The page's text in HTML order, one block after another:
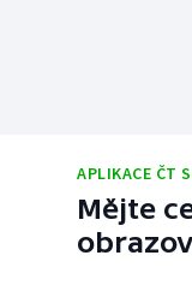
APLIKACE ČT
Mějte